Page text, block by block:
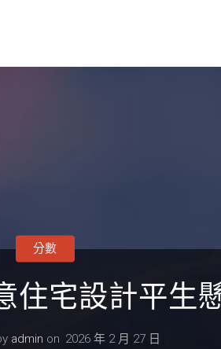
住宅設計平生
admin on 2026 年 2 月 27 日
分數